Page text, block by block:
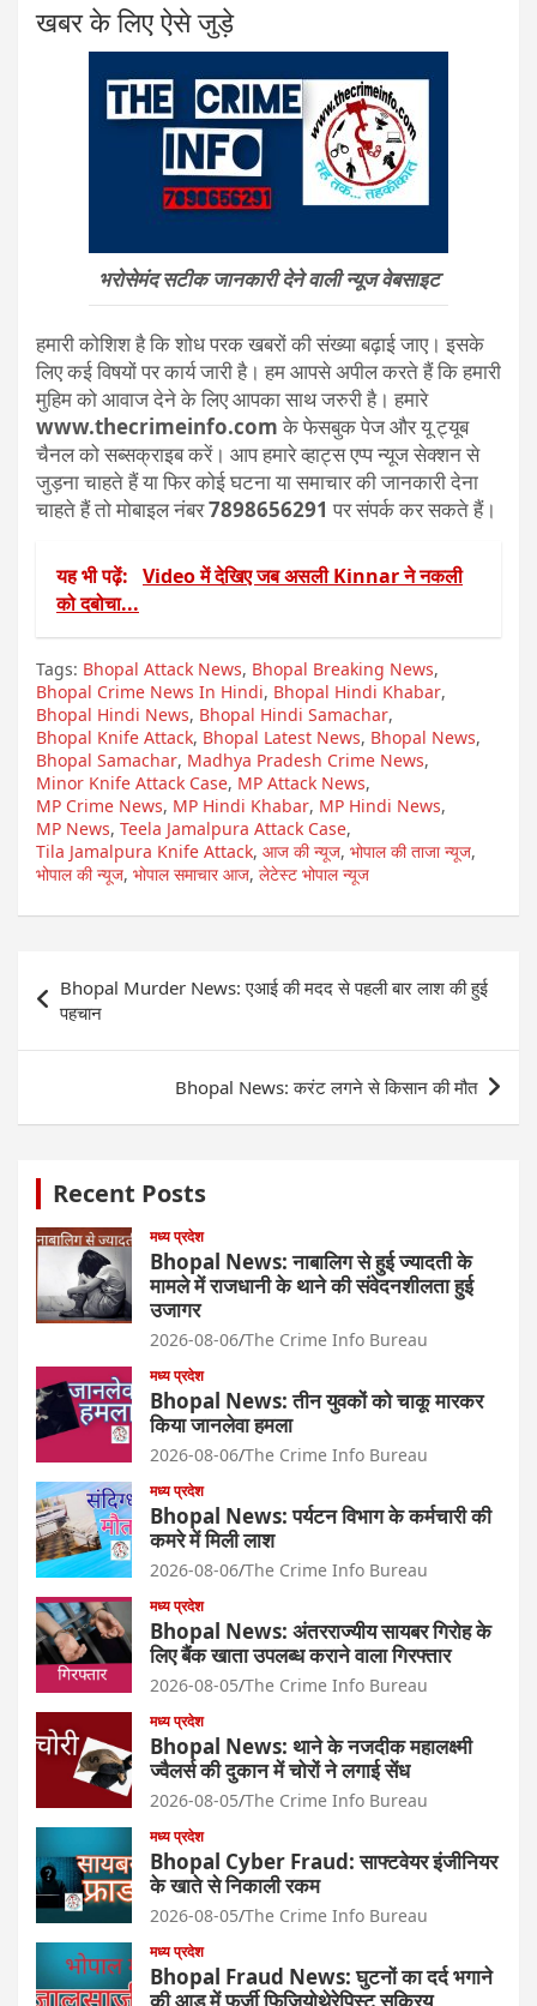
खबर के लिए ऐसे जुड़े
भरोसेमंद सटीक जानकारी देने वाली न्यूज वेबसाइट
हमारी कोशिश है कि शोध परक खबरों की संख्या बढ़ाई जाए। इसके
लिए कई विषयों पर कार्य जारी है। हम आपसे अपील करते हैं कि हमारी
मुहिम को आवाज देने के लिए आपका साथ जरुरी है। हमारे
www.thecrimeinfo.comके फेसबुक पेज और यू ट्यूब
चैनल को सब्सक्राइब करें। आप हमारे व्हाट्स एप्प न्यूज सेक्शन से
जुड़ना चाहते हैं या फिर कोई घटना या समाचार की जानकारी देना
चाहते हैं तो मोबाइल नंबर7898656291 पर संपर्क कर सकते हैं।
यह भी पढ़ें: Video में देखिए जब असली Kinnar ने नकली
को दबोचा...
Tags: Bhopal Attack News, Bhopal Breaking News,
Bhopal Crime News In Hindi, Bhopal Hindi Khabar,
Bhopal Hindi News, Bhopal Hindi Samachar,
Bhopal Knife Attack, Bhopal Latest News, Bhopal News,
Bhopal Samachar, Madhya Pradesh Crime News,
Minor Knife Attack Case, MP Attack News,
MP Crime News, MP Hindi Khabar, MP Hindi News,
MP News, Teela Jamalpura Attack Case,
Tila Jamalpura Knife Attack, आज की न्यूज, भोपाल की ताजा न्यूज,
भोपाल की न्यूज, भोपाल समाचार आज, लेटेस्ट भोपाल न्यूज
navigation
Bhopal Murder News: एआई की मदद से पहली बार लाश की हुई
पहचान
Bhopal News: करंट लगने से किसान की मौत
Recent Posts
मध्य प्रदेश
Bhopal News: नाबालिग से हुई ज्यादती के
मामले में राजधानी के थाने की संवेदनशीलता हुई
उजागर
2026-08-06 The Crime Info Bureau
मध्य प्रदेश
Bhopal News: तीन युवकों को चाकू मारकर
किया जानलेवा हमला
2026-08-06 The Crime Info Bureau
मध्य प्रदेश
Bhopal News: पर्यटन विभाग के कर्मचारी की
कमरे में मिली लाश
2026-08-06 The Crime Info Bureau
मध्य प्रदेश
Bhopal News: अंतरराज्यीय सायबर गिरोह के
लिए बैंक खाता उपलब्ध कराने वाला गिरफ्तार
2026-08-05 The Crime Info Bureau
मध्य प्रदेश
Bhopal News: थाने के नजदीक महालक्ष्मी
ज्वैलर्स की दुकान में चोरों ने लगाई सेंध
2026-08-05 The Crime Info Bureau
मध्य प्रदेश
Bhopal Cyber Fraud: साफ्टवेयर इंजीनियर
के खाते से निकाली रकम
2026-08-05 The Crime Info Bureau
मध्य प्रदेश
Bhopal Fraud News: घुटनों का दर्द भगाने